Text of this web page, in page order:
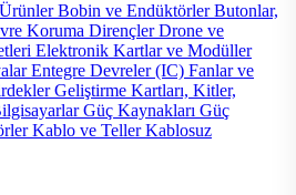
Bobin ve EndüktörlerButonlar,
Koruma DirençlerDrone ve
Elektronik Kartlar ve Modüller
Entegre Devreler (IC) Fanlar ve
Geliştirme Kartları, Kitler,
Güç Kaynakları Güç
Kablo ve TellerKablosuz